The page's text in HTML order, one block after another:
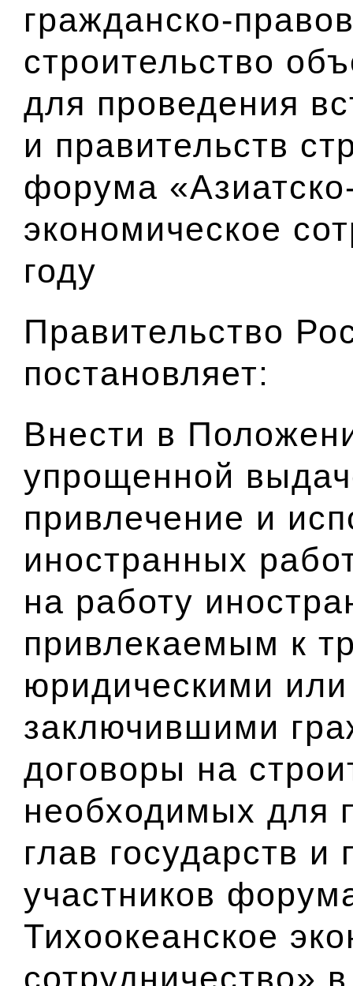
гражданско-
строительство
для проведения
и правительств
форума
экономическое
году
Правительство
постановляет:
Внести в
упрощенной
привлечение и
иностранных
на работу
привлекаемым к
юридическими
заключившими
договоры на
необходимых для
глав государств и
участников
Тихоокеанское
сотрудничество»